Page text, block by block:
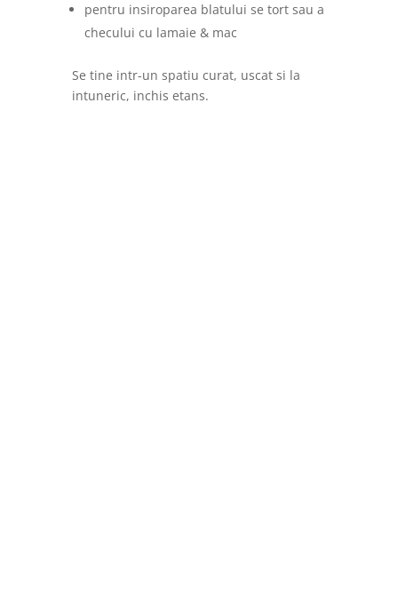
pentru insiroparea blatului se tort sau a
checului cu lamaie & mac
Se tine intr-un spatiu curat, uscat si la
intuneric, inchis etans.